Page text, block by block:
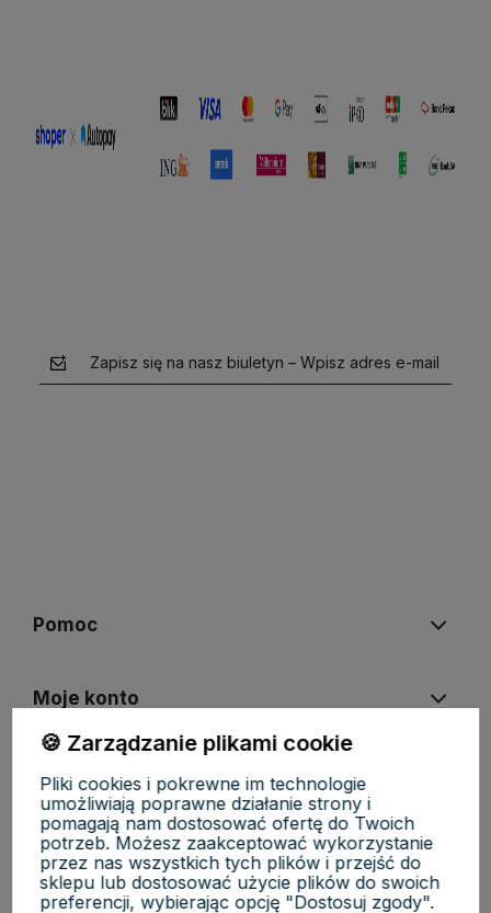
Zapisz się na nasz biuletyn – Wpisz adres e-mail
Pomoc
Moje konto
Informacje
🍪 Zarządzanie plikami cookie
Pliki cookies i pokrewne im technologie
umożliwiają poprawne działanie strony i
pomagają nam dostosować ofertę do Twoich
potrzeb. Możesz zaakceptować wykorzystanie
przez nas wszystkich tych plików i przejść do
sklepu lub dostosować użycie plików do swoich
preferencji, wybierając opcję "Dostosuj zgody".